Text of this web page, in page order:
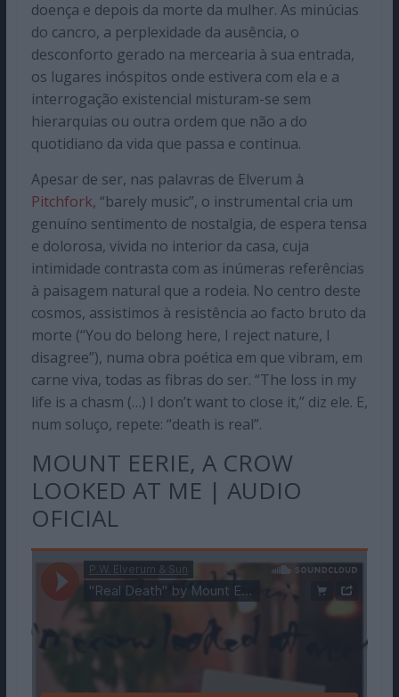
doença e depois da morte da mulher. As minúcias
do cancro, a perplexidade da ausência, o
desconforto gerado na mercearia à sua entrada,
os lugares inóspitos onde estivera com ela e a
interrogação existencial misturam-se sem
hierarquias ou outra ordem que não a do
quotidiano da vida que passa e continua.
Apesar de ser, nas palavras de Elverum à
Pitchfork, “barely music”, o instrumental cria um
genuíno sentimento de nostalgia, de espera tensa
e dolorosa, vivida no interior da casa, cuja
intimidade contrasta com as inúmeras referências
à paisagem natural que a rodeia. No centro deste
cosmos, assistimos à resistência ao facto bruto da
morte (“You do belong here, I reject nature, I
disagree”), numa obra poética em que vibram, em
carne viva, todas as fibras do ser. “The loss in my
life is a chasm (…) I don’t want to close it,” diz ele. E,
num soluço, repete: “death is real”.
MOUNT EERIE, A CROW
LOOKED AT ME | AUDIO
OFICIAL